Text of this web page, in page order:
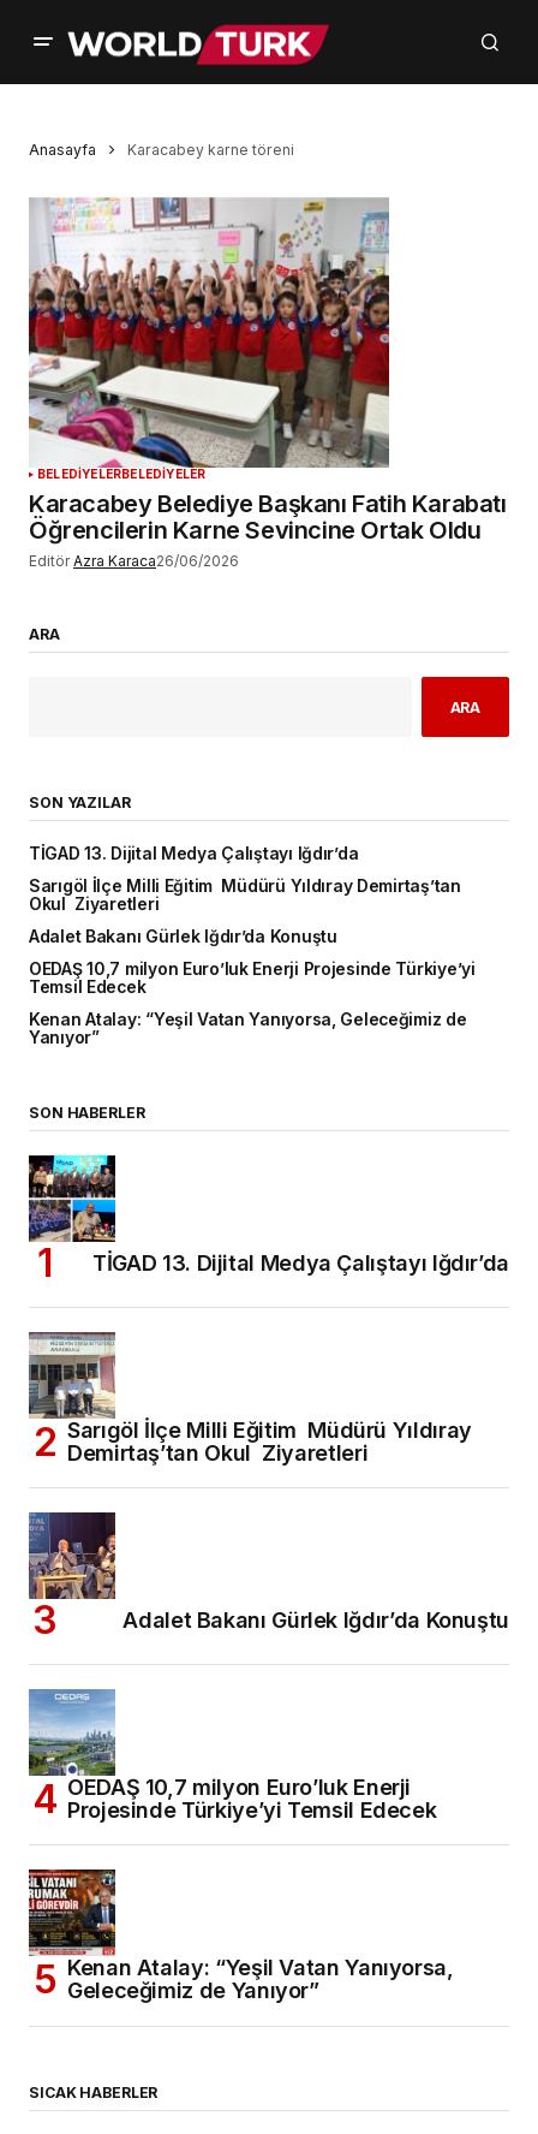
Anasayfa Karacabey karne töreni
BELEDİYELERBELEDİYELER
Karacabey Belediye Başkanı Fatih Karabatı
Öğrencilerin Karne Sevincine Ortak Oldu
Editör Azra Karaca26/06/2026
ARA
ARA
SON YAZILAR
TİGAD 13. Dijital Medya Çalıştayı Iğdır’da
Sarıgöl İlçe Milli Eğitim Müdürü Yıldıray Demirtaş’tan
Okul Ziyaretleri
Adalet Bakanı Gürlek Iğdır’da Konuştu
OEDAŞ 10,7 milyon Euro’luk Enerji Projesinde Türkiye’yi
Temsil Edecek
Kenan Atalay: “Yeşil Vatan Yanıyorsa, Geleceğimiz de
Yanıyor”
SON HABERLER
TİGAD 13. Dijital Medya Çalıştayı Iğdır’da
Sarıgöl İlçe Milli Eğitim Müdürü Yıldıray
Demirtaş’tan Okul Ziyaretleri
Adalet Bakanı Gürlek Iğdır’da Konuştu
OEDAŞ 10,7 milyon Euro’luk Enerji
Projesinde Türkiye’yi Temsil Edecek
Kenan Atalay: “Yeşil Vatan Yanıyorsa,
Geleceğimiz de Yanıyor”
SICAK HABERLER